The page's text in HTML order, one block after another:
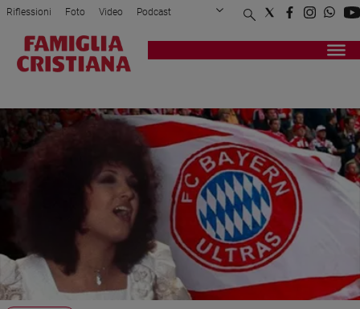
Attualità
Politica
Mondo
Interviste
Papa
Riflessioni Foto Video Podcast
Privacy Policy Chi siamo
Registrati Redazione